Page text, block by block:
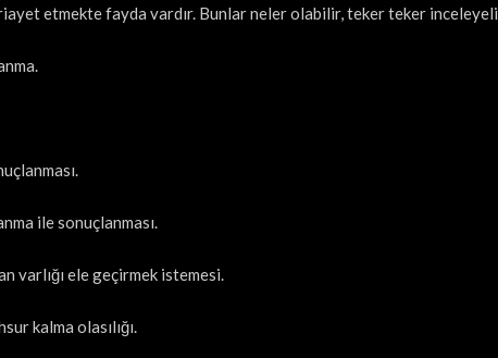
etmekte fayda vardır. Bunlar neler olabilir, teker teker
ile sonuçlanması.
varlığı ele geçirmek istemesi.
kalma olasılığı.